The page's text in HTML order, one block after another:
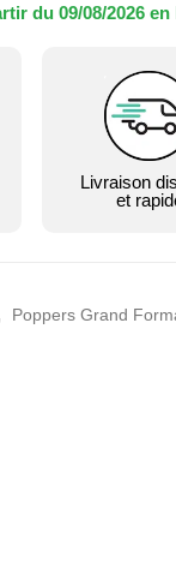
du 09/08/2026
Livraison
et
Poppers Grand